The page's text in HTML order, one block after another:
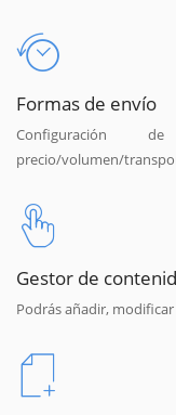
Formas de envío
Configuración
precio/volumen/
Gestor de
Podrás añadir,